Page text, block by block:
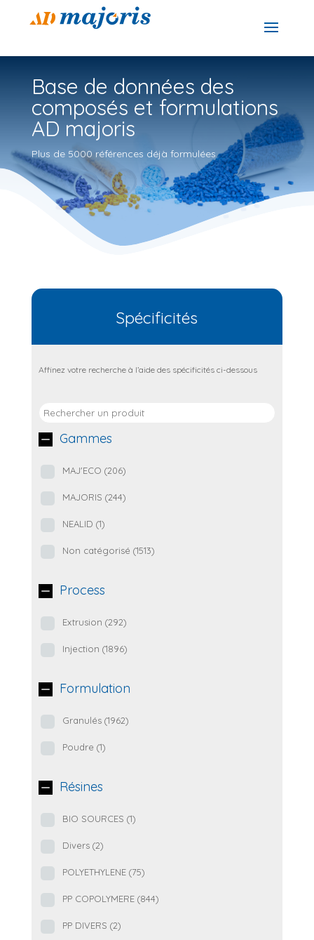
Base de données des
composés et formulations
AD majoris
Plus de 5000 références déjà formulées
Spécificités
Affinez votre recherche à l’aide des spécificités ci-dessous
Gammes
MAJ'ECO (206)
MAJORIS (244)
NEALID (1)
Non catégorisé (1513)
Process
Extrusion (292)
Injection (1896)
Formulation
Granulés (1962)
Poudre (1)
Résines
BIO SOURCES (1)
Divers (2)
POLYETHYLENE (75)
PP COPOLYMERE (844)
PP DIVERS (2)